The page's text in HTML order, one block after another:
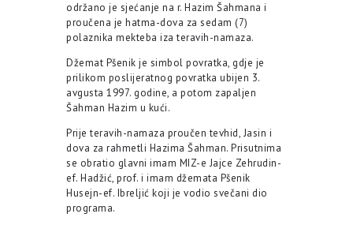
održano je sjećanje na r. Hazim Šahmana i
proučena je hatma-dova za sedam (7)
polaznika mekteba iza teravih-namaza.
Džemat Pšenik je simbol povratka, gdje je
prilikom poslijeratnog povratka ubijen 3.
avgusta 1997. godine, a potom zapaljen
Šahman Hazim u kući.
Prije teravih-namaza proučen tevhid, Jasin i
dova za rahmetli Hazima Šahman. Prisutnima
se obratio glavni imam MIZ-e Jajce Zehrudin-
ef. Hadžić, prof. i imam džemata Pšenik
Husejn-ef. Ibreljić koji je vodio svečani dio
programa.